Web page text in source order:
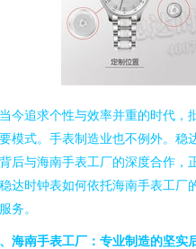
今追求个性与效率并重的时代，
模式。手表制造业也不例外。稳
后与海南手表工厂的深度合作，
达时钟表如何依托海南手表工厂
务。
海南手表工厂：专业制造的坚实